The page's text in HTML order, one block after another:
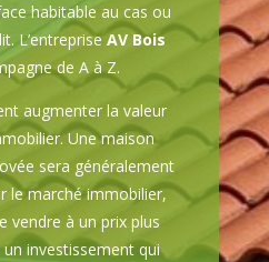
habitable au cas ou
L’entrepriseAV Bois
de A à Z.
augmenter la valeur
Une maison
sera généralement
le marché immobilier,
vendre à un prix plus
un investissement qui